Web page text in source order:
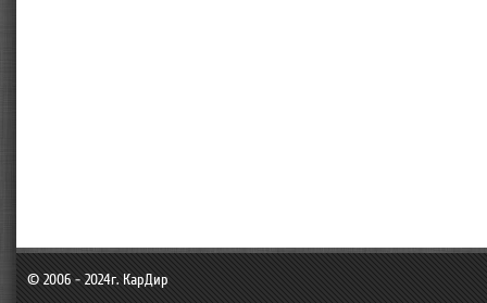
© 2006 - 2024г. КарДир